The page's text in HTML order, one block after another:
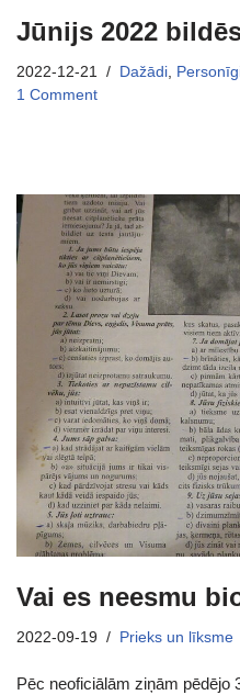
Jūnijs 2022
2022-12-21 Dažādi,
1 Comment
Vai es neesmu
2022-09-19 Prieks un līksme
Pēc neoficiālām ziņām pēdējo